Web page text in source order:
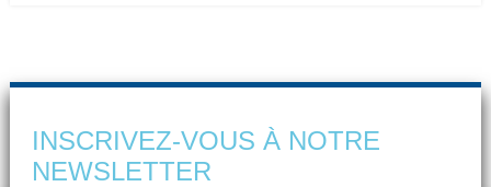
INSCRIVEZ-VOUS À NOTRE
NEWSLETTER